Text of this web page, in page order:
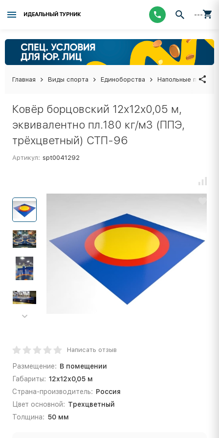
ИДЕАЛЬНЫЙ ТУРНИК ---
Главная Виды спорта Единоборства Напольные
Ковёр борцовский 12х12х0,05 м,
эквивалентно пл.180 кг/м3 (ППЭ,
трёхцветный) СТП-96
Артикул: spt0041292
Написать отзыв
Размещение: В помещении
Габариты: 12х12х0,05 м
Страна-производитель: Россия
Цвет основной: Трехцветный
Толщина: 50 мм